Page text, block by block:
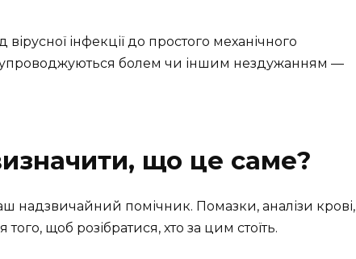
інфекції до простого механічного
болем чи іншим нездужанням —
що це саме?
надзвичайний помічник. Помазки, аналізи крові,
щоб розібратися, хто за цим стоїть.